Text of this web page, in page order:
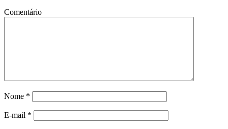
Comentário
Nome *
E-mail *